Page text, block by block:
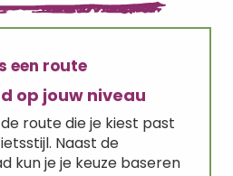
een route
op jouw niveau
route die je kiest past
Naast de
kun je je keuze baseren